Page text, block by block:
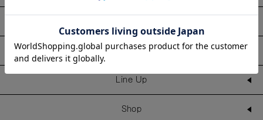
Information
Line Up
Shop